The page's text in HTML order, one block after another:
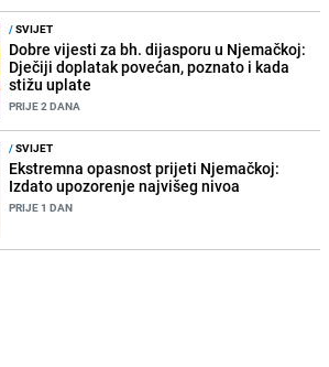
/SVIJET
Dobre vijesti za bh. dijasporu u Njemačkoj:
Dječiji doplatak povećan, poznato i kada
stižu uplate
PRIJE 2 DANA
/SVIJET
Ekstremna opasnost prijeti Njemačkoj:
Izdato upozorenje najvišeg nivoa
PRIJE 1 DAN